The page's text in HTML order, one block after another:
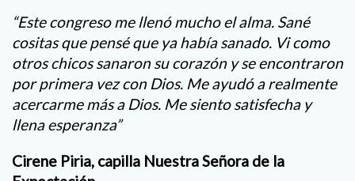
“Este congreso me llenó mucho el alma. Sané
cositas que pensé que ya había sanado. Vi como
otros chicos sanaron su corazón y se encontraron
por primera vez con Dios. Me ayudó a realmente
acercarme más a Dios. Me siento satisfecha y
llena esperanza”
Cirene Piria, capilla Nuestra Señora de la